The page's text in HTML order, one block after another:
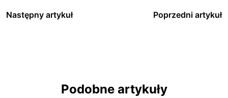
Następny artykuł Poprzedni artykuł
Podobne artykuły